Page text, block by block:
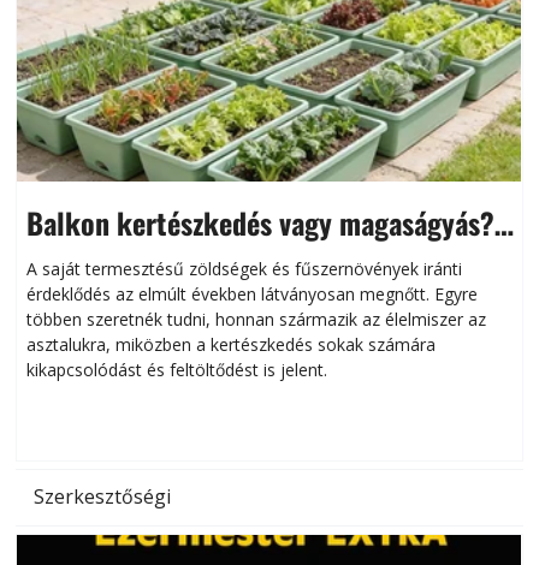
Balkon kertészkedés vagy magaságyás?
Helytakarékos kertészkedés
A saját termesztésű zöldségek és fűszernövények iránti
érdeklődés az elmúlt években látványosan megnőtt. Egyre
többen szeretnék tudni, honnan származik az élelmiszer az
asztalukra, miközben a kertészkedés sokak számára
kikapcsolódást és feltöltődést is jelent.
Szerkesztőségi